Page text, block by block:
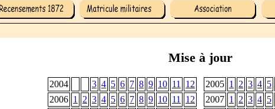
Mise à jour
2004 3 4 5 6 7 8 9 10 11 12 2005 1 2 3 4 5
2006 1 2 3 4 5 6 7 8 9 10 11 12 2007 1 2 3 4 5